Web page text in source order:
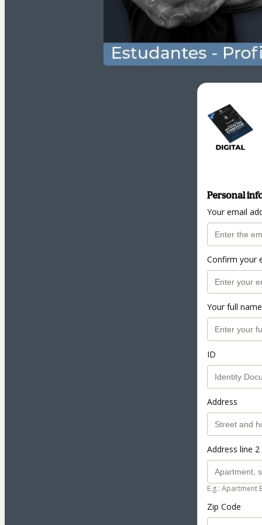
Personal
Your email
Confirm your
Your full name
ID
Address
Address line
E.g.: Apartment
Zip Code